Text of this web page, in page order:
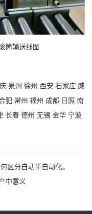
筒输送线图
泉州 徐州 西安 石家庄 威
肥 常州 福州 成都 日照 南
长春 德州 无锡 金华 宁波
区分自动半自动化。
中意义